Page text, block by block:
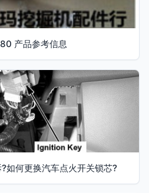
产品参考信息
如何更换汽车点火开关锁芯?